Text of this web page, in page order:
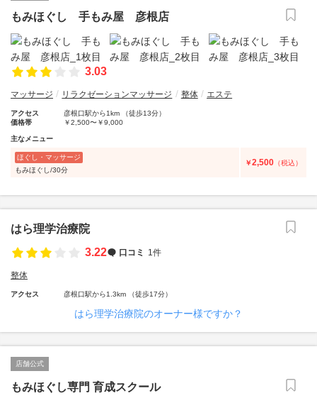
もみほぐし 手もみ屋 彦根店
3.03
マッサージ リラクゼーションマッサージ 整体 エステ
アクセス
彦根口駅から1km （徒歩13分）
価格帯
￥2,500〜￥9,000
主なメニュー
ほぐし・マッサージ
もみほぐし/30分
￥2,500 （税込）
はら理学治療院
3.22
口コミ 1件
整体
アクセス 彦根口駅から1.3km （徒歩17分）
はら理学治療院のオーナー様ですか？
店舗公式
もみほぐし専門 育成スクール